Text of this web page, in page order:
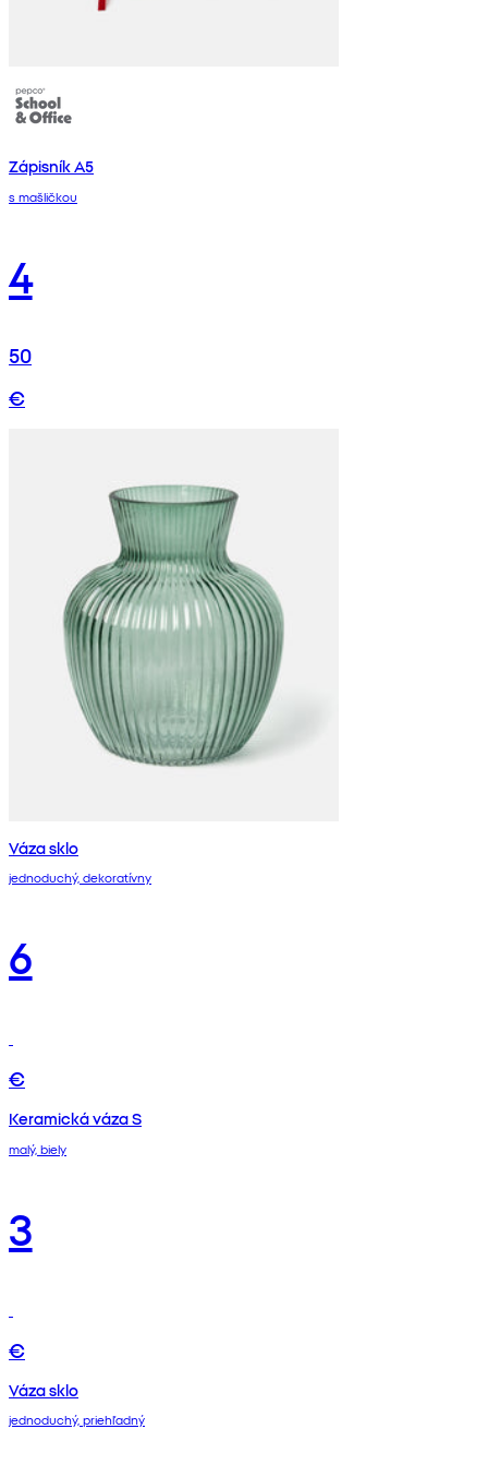
Zápisník A5
s mašličkou
4
50
€
Váza sklo
jednoduchý, dekoratívny
6
€
Keramická váza S
malý, biely
3
€
Váza sklo
jednoduchý, priehľadný